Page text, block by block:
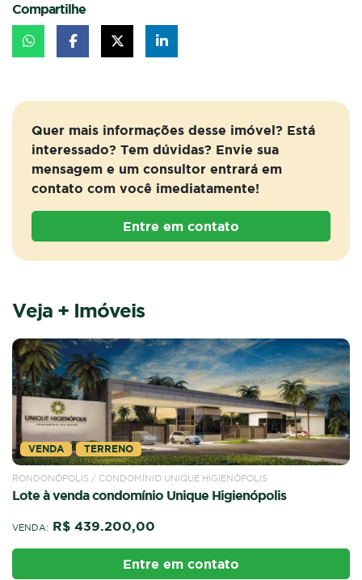
Compartilhe
Quer mais informações desse imóvel? Está
interessado? Tem dúvidas? Envie sua
mensagem e um consultor entrará em
contato com você imediatamente!
Entre em contato
Veja + Imóveis
VENDA
RONDONÓPOLIS / RESIDENCIAL CONJUNTO SÃO JOSÉ
Lote à venda Conjunto São José
VENDA:R$ 135.000,00
Entre em contato